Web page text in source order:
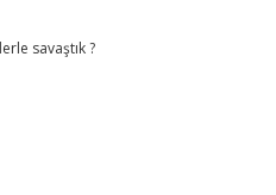
savaştık ?